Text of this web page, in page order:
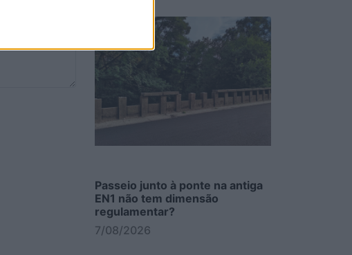
Passeio junto à ponte na antiga
EN1 não tem dimensão
regulamentar?
7/08/2026